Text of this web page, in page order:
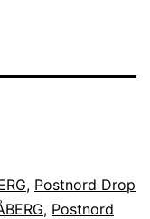
, Postnord Drop
, Postnord